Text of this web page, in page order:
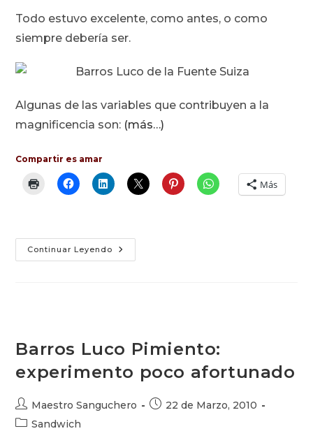
Todo estuvo excelente, como antes, o como
siempre debería ser.
Algunas de las variables que contribuyen a la
magnificencia son: (más…)
Compartir es amar
Más
Continuar Leyendo Barros
Luco
Barros Luco Pimiento:
experimento poco afortunado
Autor
de
Maestro Sanguchero
Publicación
22 de Marzo, 2010
Categoría
Sandwich